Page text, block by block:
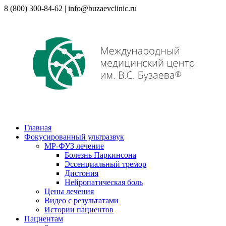
8 (800) 300-84-62 | info@buzaevclinic.ru
Главная
Фокусированный ультразвук
МР-ФУЗ лечение
Болезнь Паркинсона
Эссенциальный тремор
Дистония
Нейропатическая боль
Цены лечения
Видео с результатами
Истории пациентов
Пациентам